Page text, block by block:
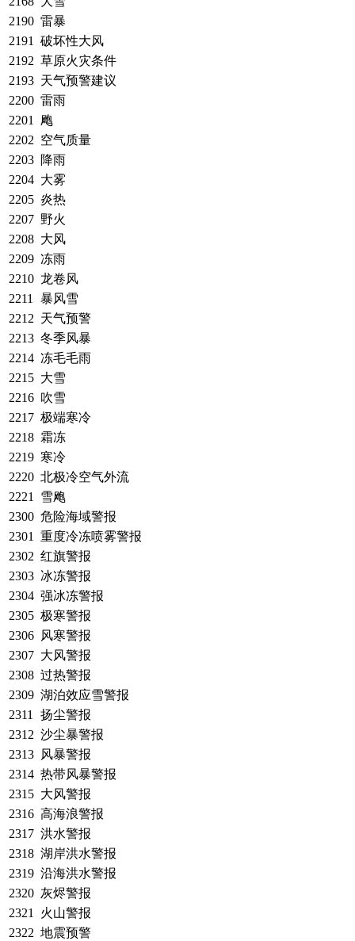
2190 雷暴
2191
破坏性大风
2192 草原火灾条件
2193 天气预警建议
2200 雷雨
2201
飑
2202 空气质量
2203 降雨
2204 大雾
2205 炎热
2207 野火
2208 大风
2209 冻雨
2210 龙卷风
2211
暴风雪
2212 天气预警
2213 冬季风暴
2214 冻毛毛雨
2215 大雪
2216 吹雪
2217 极端寒冷
2218 霜冻
2219 寒冷
2220 北极冷空气外流
2221
雪飑
2300 危险海域警报
2301
重度冷冻喷雾警报
2302 红旗警报
2303 冰冻警报
2304 强冰冻警报
2305 极寒警报
2306 风寒警报
2307 大风警报
2308 过热警报
2309 湖泊效应雪警报
2311
扬尘警报
2312 沙尘暴警报
2313 风暴警报
2314 热带风暴警报
2315 大风警报
2316 高海浪警报
2317 洪水警报
2318 湖岸洪水警报
2319 沿海洪水警报
2320 灰烬警报
2321
火山警报
2322 地震预警